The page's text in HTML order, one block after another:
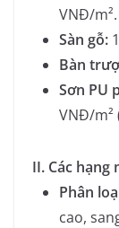
VNĐ/m².
Sàn gỗ:
Bàn
Sơn PU
VNĐ/m²
II. Các hạng
Phân
cao,